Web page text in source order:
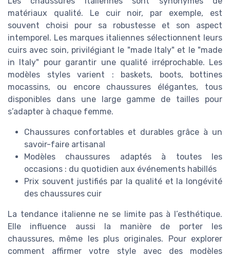
matériaux qualité. Le cuir noir, par exemple, est
souvent choisi pour sa robustesse et son aspect
intemporel. Les marques italiennes sélectionnent leurs
cuirs avec soin, privilégiant le "made Italy" et le "made
in Italy" pour garantir une qualité irréprochable. Les
modèles styles varient : baskets, boots, bottines
mocassins, ou encore chaussures élégantes, tous
disponibles dans une large gamme de tailles pour
s’adapter à chaque femme.
Chaussures confortables et durables grâce à un
savoir-faire artisanal
Modèles chaussures adaptés à toutes les
occasions : du quotidien aux événements habillés
Prix souvent justifiés par la qualité et la longévité
des chaussures cuir
La tendance italienne ne se limite pas à l’esthétique.
Elle influence aussi la manière de porter les
chaussures, même les plus originales. Pour explorer
comment affirmer votre style avec des modèles